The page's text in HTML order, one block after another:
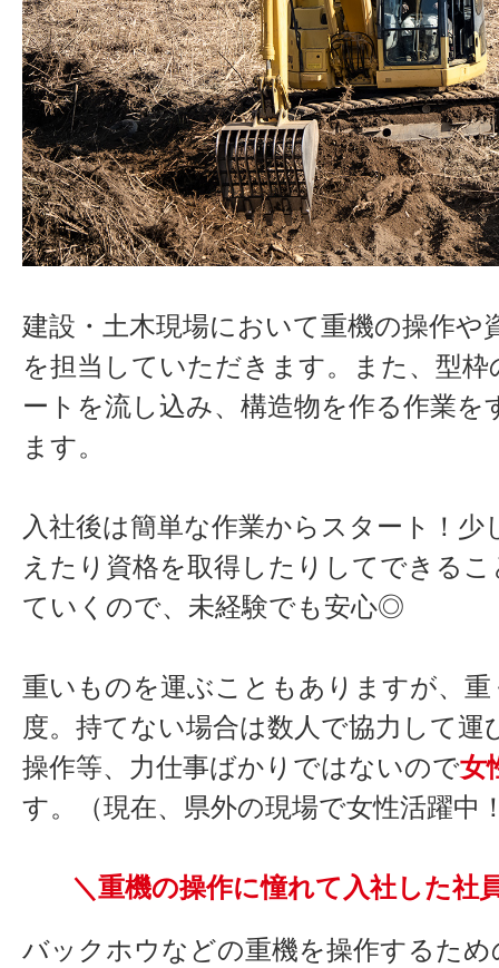
建設 ・ 土木現場において重機の操作や
を担当していただきます。また、型
ートを流し込み、構造物を作る作業を
ます。
入社後は簡単な作業からスタート！少
えたり資格を取得したりしてできる
ていくので、未経験でも安心◎
重いものを運ぶこともありますが、
度。持てない場合は数人で協力して運
操作等、力仕事ばかりではないので女
す。（現在、県外の現場で女性活躍中
＼重機の操作に憧れて入社した社
バックホウなどの重機を操作するため